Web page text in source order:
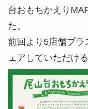
台おもちかえり
た。
前回より5店舗プラ
ェアしていただけ